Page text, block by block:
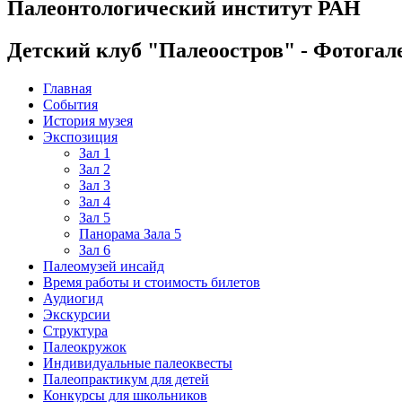
Палеонтологический институт РАН
Детский клуб "Палеоостров" -
Главная
События
История музея
Экспозиция
Зал 1
Зал 2
Зал 3
Зал 4
Зал 5
Панорама Зала 5
Зал 6
Палеомузей инсайд
Время работы и стоимость билетов
Аудиогид
Экскурсии
Структура
Палеокружок
Индивидуальные палеоквесты
Палеопрактикум для детей
Конкурсы для школьников